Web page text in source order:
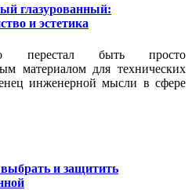
глазурованный:
и эстетика
перестал быть просто
материалом для технических
инженерной мысли в сфере
и защитить